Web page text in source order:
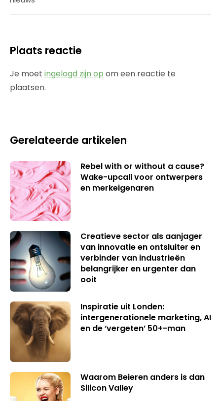
Plaats reactie
Je moet ingelogd zijn op om een reactie te
plaatsen.
Gerelateerde artikelen
Rebel with or without a cause?
Wake-upcall voor ontwerpers
en merkeigenaren
Creatieve sector als aanjager
van innovatie en ontsluiter en
verbinder van industrieën
belangrijker en urgenter dan
ooit
Inspiratie uit Londen:
intergenerationele marketing, AI
en de ‘vergeten’ 50+-man
Waarom Beieren anders is dan
Silicon Valley